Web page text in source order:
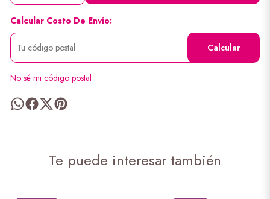
Calcular Costo De Envío:
Calcular
No sé mi código postal
Te puede interesar también